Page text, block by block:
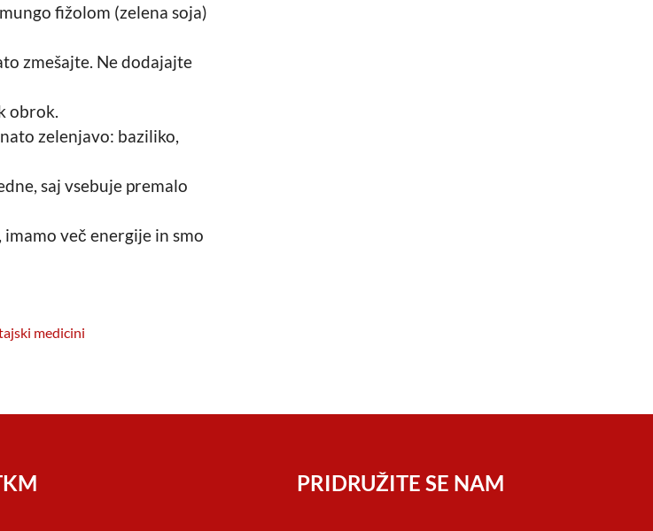
fižolom (zelena soja)
zmešajte. Ne dodajajte
obrok.
zelenjavo: baziliko,
saj vsebuje premalo
več energije in smo
medicini
PRIDRUŽITE SE NAM